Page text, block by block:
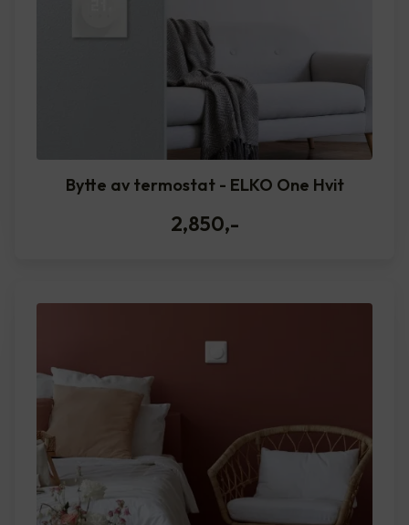
Bytte av termostat - ELKO One Hvit
2,850,-